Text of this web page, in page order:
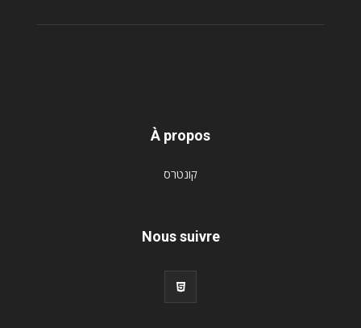
À propos
קונטרס
Nous suivre